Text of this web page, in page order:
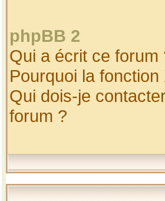
phpBB 2
Qui a écrit ce forum
Pourquoi la
Qui dois-je
forum ?